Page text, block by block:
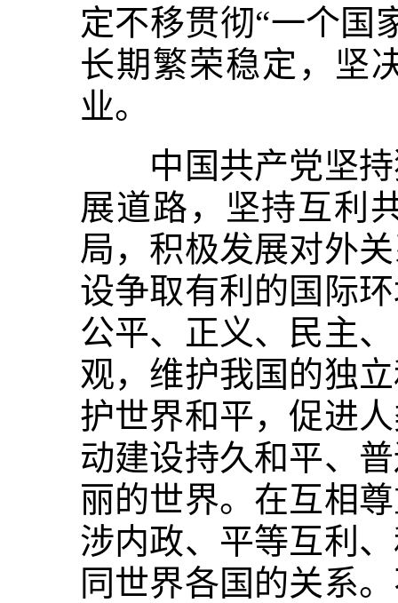
定不移贯彻“一个国
长期繁荣稳定，坚
业。
中国共产党坚持
展道路，坚持互利
局，积极发展对外
设争取有利的国际
公平、正义、民主
观，维护我国的独
护世界和平，促进
动建设持久和平、
丽的世界。在互相
涉内政、平等互利
同世界各国的关系